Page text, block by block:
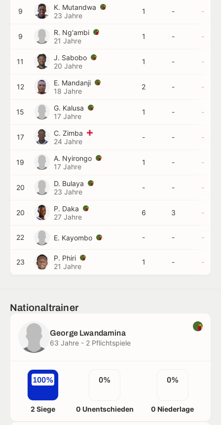
9
K. Mutandwa
23 Jahre
1 - -
9
R. Ng'ambi
21 Jahre
1 - -
11
J. Sabobo
20 Jahre
1 - -
12
E. Mandanji
18 Jahre
2 - -
15
G. Kalusa
17 Jahre
1 - -
17
C. Zimba
24 Jahre
- - -
19
A. Nyirongo
17 Jahre
1 - -
20
D. Bulaya
23 Jahre
- - -
20
P. Daka
27 Jahre
6 3 -
22 E. Kayombo - - -
23
P. Phiri
21 Jahre
1 - -
Nationaltrainer
George Lwandamina
63 Jahre - 2 Pflichtspiele
100%
2 Siege
0%
0 Unentschieden
0%
0 Niederlage